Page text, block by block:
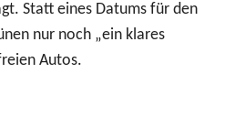
Statt eines Datums für den
nur noch „ein klares
Autos.